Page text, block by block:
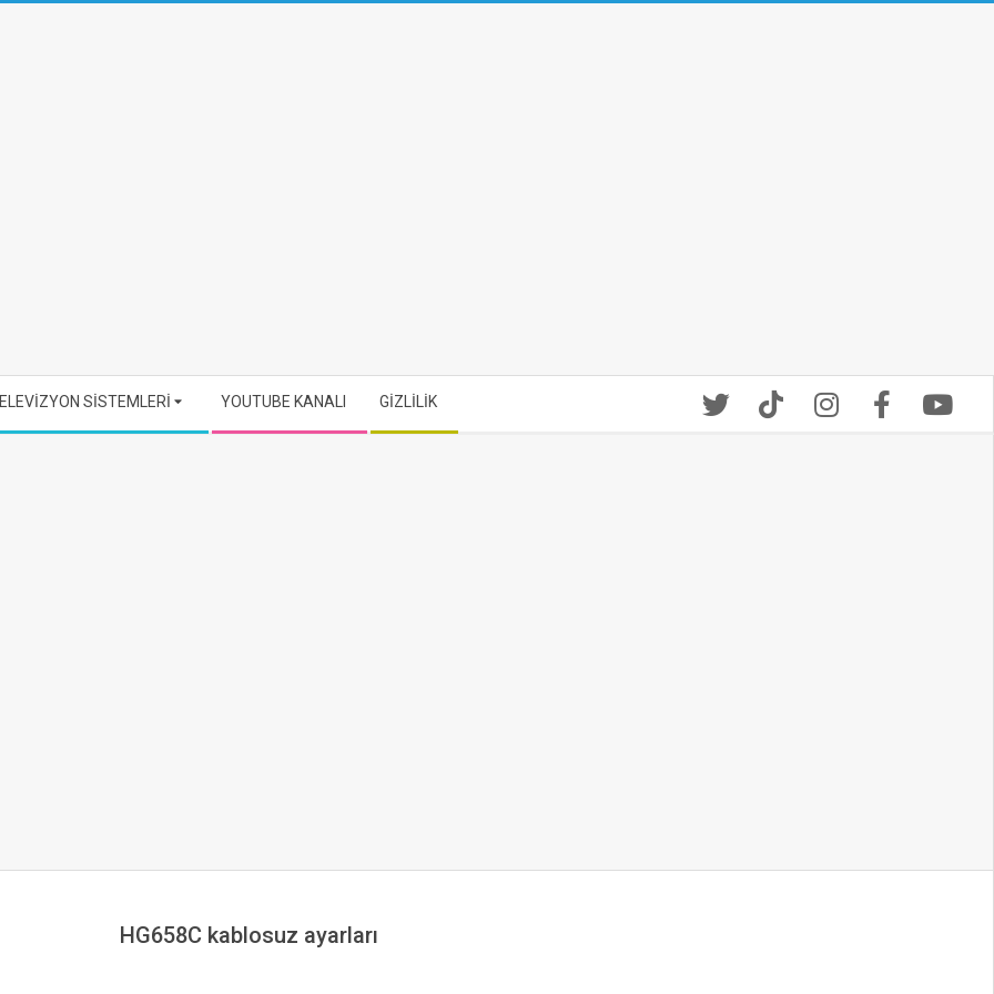
SİSTEMLERİ YOUTUBE KANALI GİZLİLİK
HG658C kablosuz ayarları